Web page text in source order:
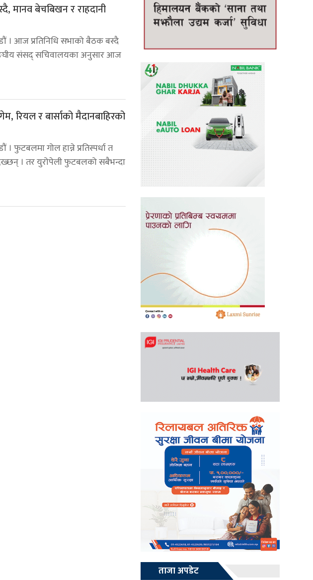
मानव बेचबिखन र राहदानी
। आज प्रतिनिधि सभाको बैठक बस्दै
संसद् सचिवालयका अनुसार आज
रियल र बार्साको मैदानबाहिरको
। फुटबलमा गोल हान्ने प्रतिस्पर्धा त
। तर युरोपेली फुटबलको सबैभन्दा
ताजा अपडेट